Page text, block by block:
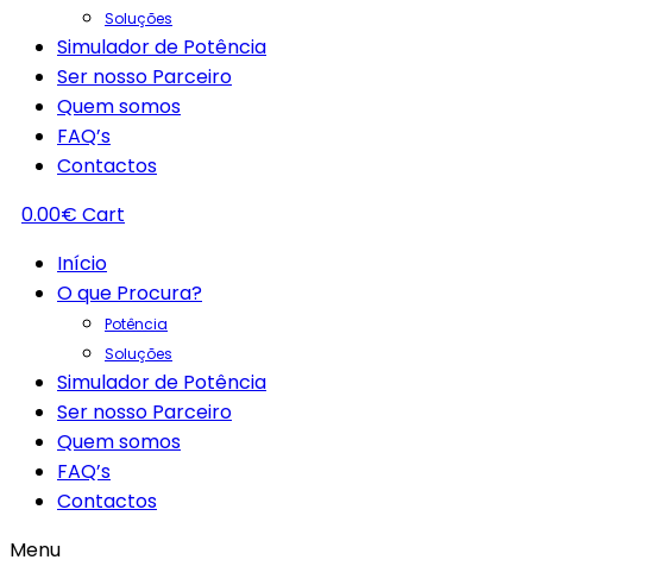
Soluções
Simulador de Potência
Ser nosso Parceiro
Quem somos
FAQ’s
Contactos
0.00€ Cart
Início
O que Procura?
Potência
Soluções
Simulador de Potência
Ser nosso Parceiro
Quem somos
FAQ’s
Contactos
Menu